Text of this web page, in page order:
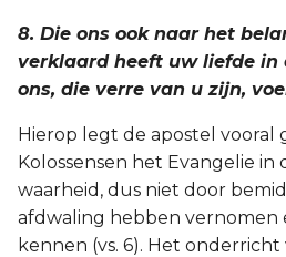
8. Die ons ook naar het
verklaard heeft uw liefde in
ons, die verre van u zijn,
Hierop legt de apostel vooral
Kolossensen het Evangelie in
waarheid, dus niet door
afdwaling hebben vernomen
kennen (vs. 6). Het onderricht